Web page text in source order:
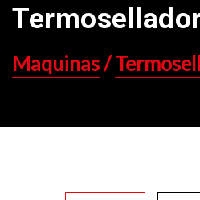
Maquinas/